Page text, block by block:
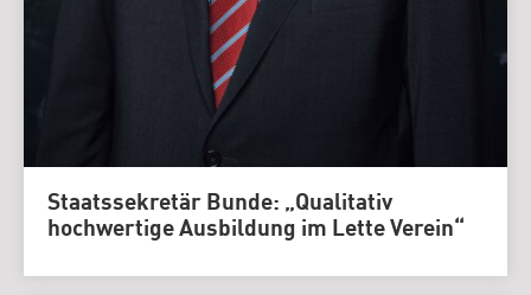
Staatssekretär Bunde: „Qualitativ
hochwertige Ausbildung im Lette Verein“